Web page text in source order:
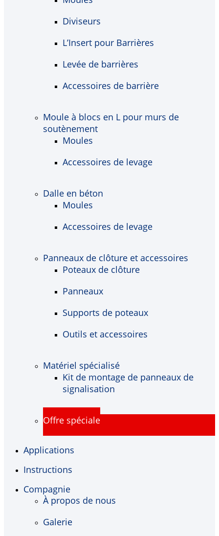
Diviseurs
L’Insert pour Barrières
Levée de barrières
Accessoires de barrière
Moule à blocs en L pour murs de
soutènement
Moules
Accessoires de levage
Dalle en béton
Moules
Accessoires de levage
Panneaux de clôture et accessoires
Poteaux de clôture
Panneaux
Supports de poteaux
Outils et accessoires
Matériel spécialisé
Kit de montage de panneaux de
signalisation
Offre spéciale
Applications
Instructions
Compagnie
À propos de nous
Galerie